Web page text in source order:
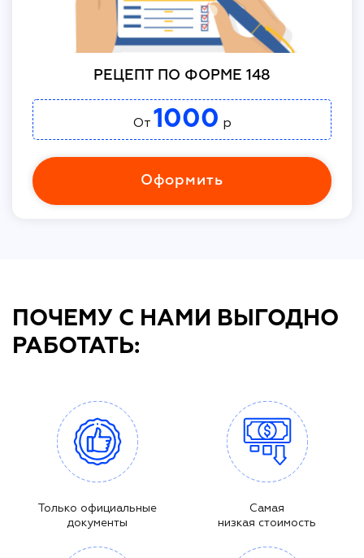
РЕЦЕПТ ПО ФОРМЕ 148
От 1000 р
Оформить
ПОЧЕМУ С НАМИ ВЫГОДНО
РАБОТАТЬ:
Только официальные
документы
Самая
низкая стоимость